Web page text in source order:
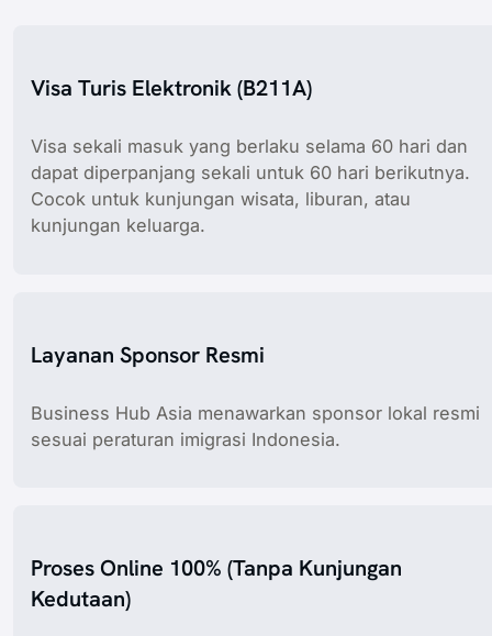
Visa Turis Elektronik (B211A)
Visa sekali masuk yang berlaku selama 60 hari dan
dapat diperpanjang sekali untuk 60 hari berikutnya.
Cocok untuk kunjungan wisata, liburan, atau
kunjungan keluarga.
Layanan Sponsor Resmi
Business Hub Asia menawarkan sponsor lokal resmi
sesuai peraturan imigrasi Indonesia.
Proses Online 100% (Tanpa Kunjungan
Kedutaan)